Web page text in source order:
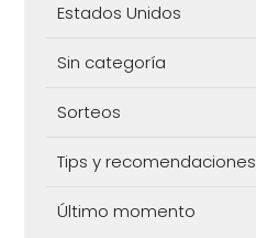
Estados Unidos
Sin categoría
Sorteos
Tips y recomendaciones
Último momento